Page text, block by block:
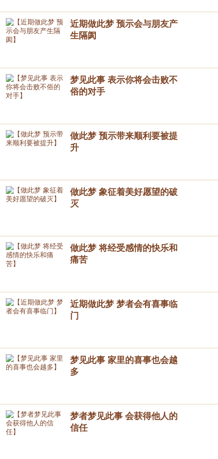
近期做此梦 预示会与朋友产
生隔阂
梦见此事 表示你将会击败不
俗的对手
做此梦 预示带来顺利要被提
升
做此梦 象征着美好愿望的破
灭
做此梦 将经受感情的快乐和
痛苦
近期做此梦 梦者会有喜事临
门
梦见此事 家里的喜事也会越
多
梦者梦见此事 会获得他人的
信任